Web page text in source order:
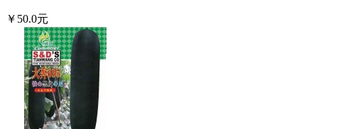
￥50.0元